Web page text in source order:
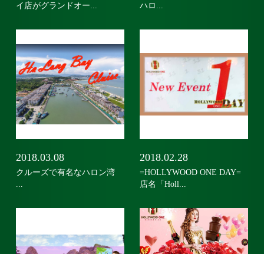
イ店がグランドオー...
ハロ...
2018.03.08
クルーズで有名なハロン湾
2018.02.28
=HOLLYWOOD ONE DAY=
店名「Holl...